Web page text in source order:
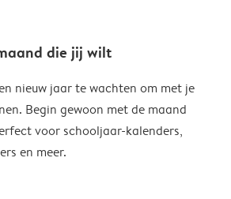
die jij wilt
nieuw jaar te wachten om met je
Begin gewoon met de maand
voor schooljaar-kalenders,
en meer.